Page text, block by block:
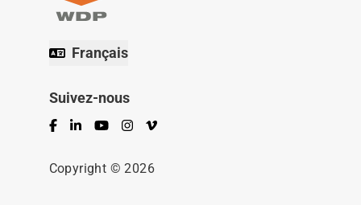
Français
Suivez-nous
Facebook
LinkedInYouTubeInstagram
Vimeo
Copyright © 2026